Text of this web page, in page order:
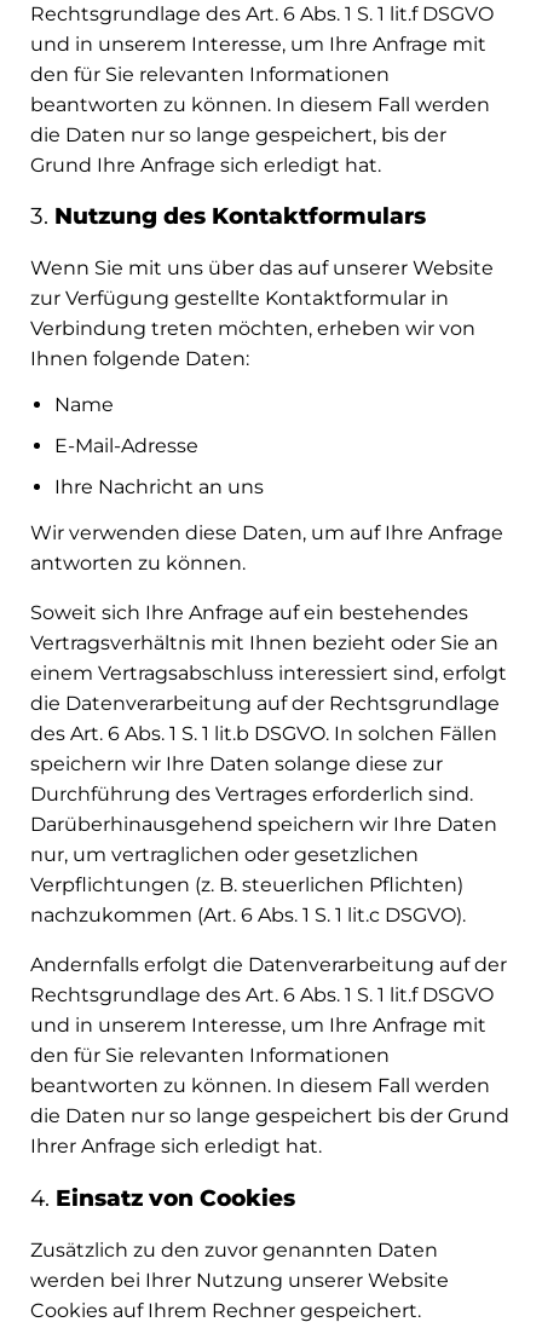
Rechtsgrundlage des Art. 6 Abs. 1 S. 1 lit.f DSGVO
und in unserem Interesse, um Ihre Anfrage mit
den für Sie relevanten Informationen
beantworten zu können. In diesem Fall werden
die Daten nur so lange gespeichert, bis der
Grund Ihre Anfrage sich erledigt hat.
3. Nutzung des Kontaktformulars
Wenn Sie mit uns über das auf unserer Website
zur Verfügung gestellte Kontaktformular in
Verbindung treten möchten, erheben wir von
Ihnen folgende Daten:
Name
E-Mail-Adresse
Ihre Nachricht an uns
Wir verwenden diese Daten, um auf Ihre Anfrage
antworten zu können.
Soweit sich Ihre Anfrage auf ein bestehendes
Vertragsverhältnis mit Ihnen bezieht oder Sie an
einem Vertragsabschluss interessiert sind, erfolgt
die Datenverarbeitung auf der Rechtsgrundlage
des Art. 6 Abs. 1 S. 1 lit.b DSGVO. In solchen Fällen
speichern wir Ihre Daten solange diese zur
Durchführung des Vertrages erforderlich sind.
Darüberhinausgehend speichern wir Ihre Daten
nur, um vertraglichen oder gesetzlichen
Verpflichtungen (z. B. steuerlichen Pflichten)
nachzukommen (Art. 6 Abs. 1 S. 1 lit.c DSGVO).
Andernfalls erfolgt die Datenverarbeitung auf der
Rechtsgrundlage des Art. 6 Abs. 1 S. 1 lit.f DSGVO
und in unserem Interesse, um Ihre Anfrage mit
den für Sie relevanten Informationen
beantworten zu können. In diesem Fall werden
die Daten nur so lange gespeichert bis der Grund
Ihrer Anfrage sich erledigt hat.
4. Einsatz von Cookies
Zusätzlich zu den zuvor genannten Daten
werden bei Ihrer Nutzung unserer Website
Cookies auf Ihrem Rechner gespeichert.